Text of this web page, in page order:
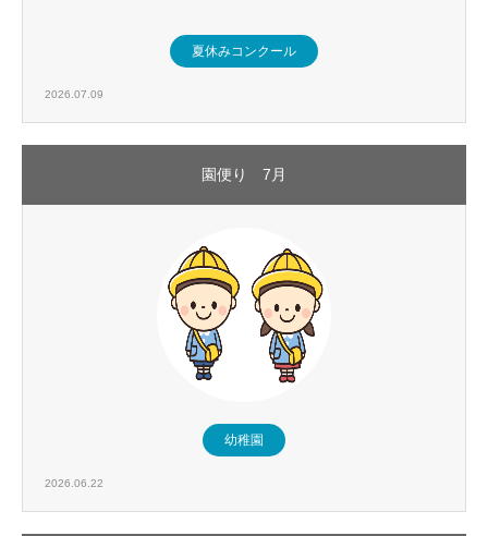
夏休みコンクール
2026.07.09
園便り 7月
幼稚園
2026.06.22